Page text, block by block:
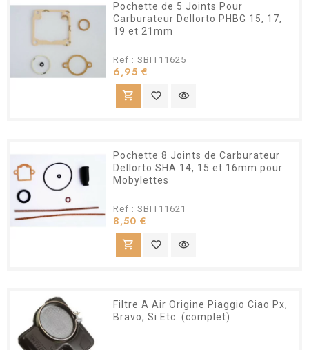
Pochette de 5 Joints Pour
Carburateur Dellorto PHBG 15, 17,
19 et 21mm
Ref : SBIT11625
6,95 €
shopping_cart favorite_border visibility
Pochette 8 Joints de Carburateur
Dellorto SHA 14, 15 et 16mm pour
Mobylettes
Ref : SBIT11621
8,50 €
shopping_cart favorite_border visibility
Filtre A Air Origine Piaggio Ciao Px,
Bravo, Si Etc. (complet)